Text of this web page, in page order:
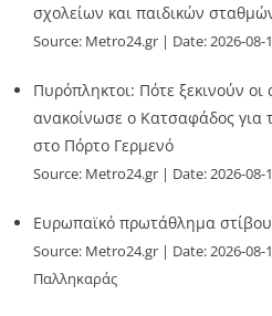
σχολείων και παιδικών
Source: Metro24.gr Date: 2026-08-
Πυρόπληκτοι: Πότε ξεκινούν οι
ανακοίνωσε ο Κατσαφάδος για
στο Πόρτο Γερμενό
Source: Metro24.gr Date: 2026-08-
Ευρωπαϊκό πρωτάθλημα
Source: Metro24.gr Date: 2026-08-
Παλληκαράς